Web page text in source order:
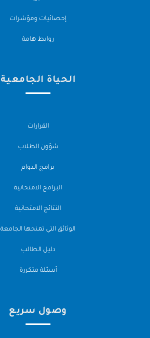
إحصائيات ومؤشرات
روابط هامة
الحياة الجامعية
القرارات
شؤون الطلاب
برامج الدوام
البرامج الامتحانية
النتائج الامتحانية
الوثائق التي تمنحها الجامعة
دليل الطالب
أسئلة متكررة
وصول سريع